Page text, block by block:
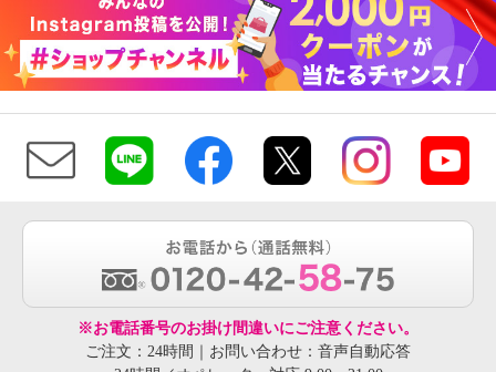
※お電話番号のお掛け間違いにご注意ください。
ご注文：24時間｜お問い合わせ：音声自動応答